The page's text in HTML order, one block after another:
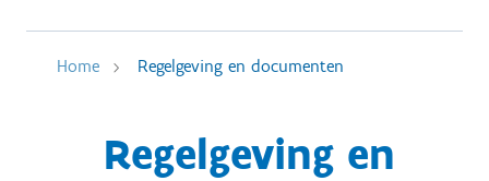
Home Regelgeving en documenten
Regelgeving en